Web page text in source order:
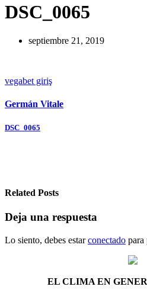
DSC_0065
septiembre 21, 2019
vegabet giriş
Germán Vitale
Navegación
DSC_0065
Related Posts
Deja una respuesta
Lo siento, debes estarconectado para
EL CLIMA EN